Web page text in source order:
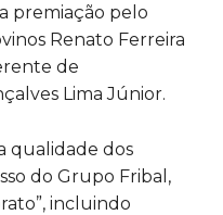
premiação pelo
Renato Ferreira
de
Lima Júnior.
qualidade dos
do Grupo Fribal,
incluindo